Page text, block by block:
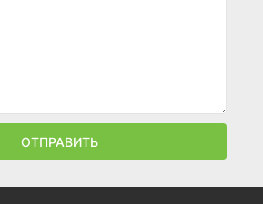
ОТПРАВИТЬ